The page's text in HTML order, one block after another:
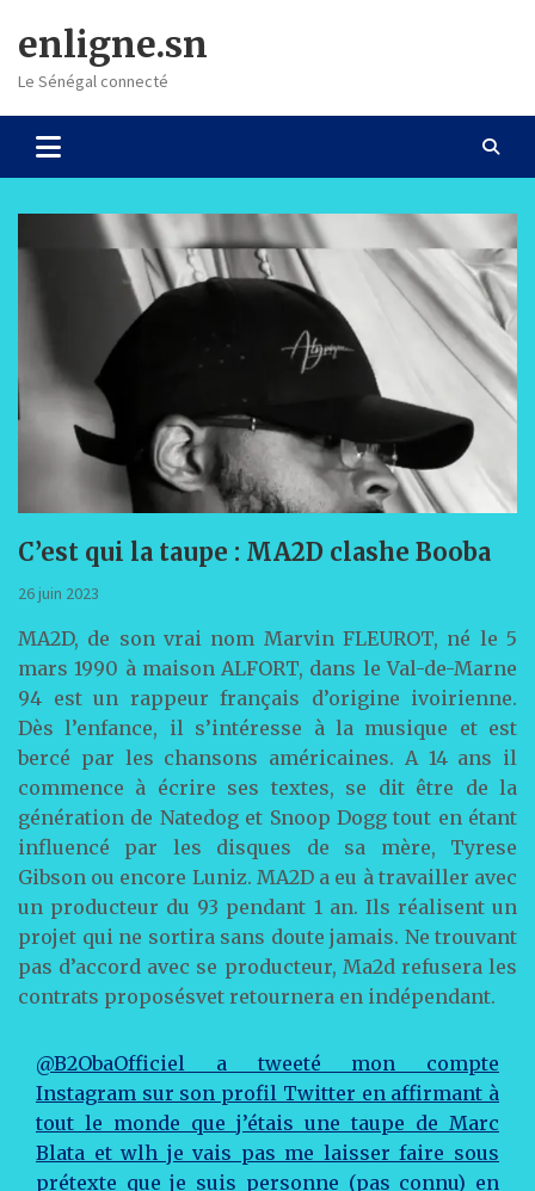
content
enligne.sn
Le Sénégal connecté
C’est qui la taupe : MA2D clashe Booba
26 juin 2023
MA2D, de son vrai nom Marvin FLEUROT, né le 5
mars 1990 à maison ALFORT, dans le Val-de-Marne
94 est un rappeur français d’origine ivoirienne.
Dès l’enfance, il s’intéresse à la musique et est
bercé par les chansons américaines. A 14 ans il
commence à écrire ses textes, se dit être de la
génération de Natedog et Snoop Dogg tout en étant
influencé par les disques de sa mère, Tyrese
Gibson ou encore Luniz. MA2D a eu à travailler avec
un producteur du 93 pendant 1 an. Ils réalisent un
projet qui ne sortira sans doute jamais. Ne trouvant
pas d’accord avec se producteur, Ma2d refusera les
contrats proposésvet retournera en indépendant.
@B2ObaOfficiel a tweeté mon compte
Instagram sur son profil Twitter en affirmant à
tout le monde que j’étais une taupe de Marc
Blata et wlh je vais pas me laisser faire sous
prétexte que je suis personne (pas connu) en